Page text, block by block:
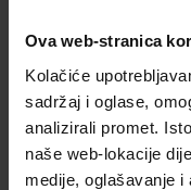
Ova web-stranica
Kolačiće
sadržaj i oglase,
analizirali promet.
naše web-lokacije
medije, oglašavanje